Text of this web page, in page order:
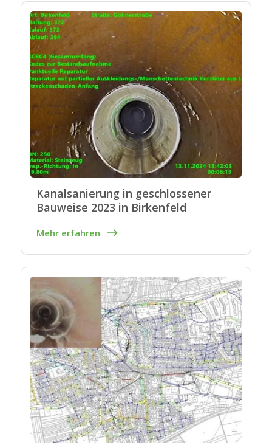
Kanalsanierung in geschlossener
Bauweise 2023 in Birkenfeld
Mehr erfahren